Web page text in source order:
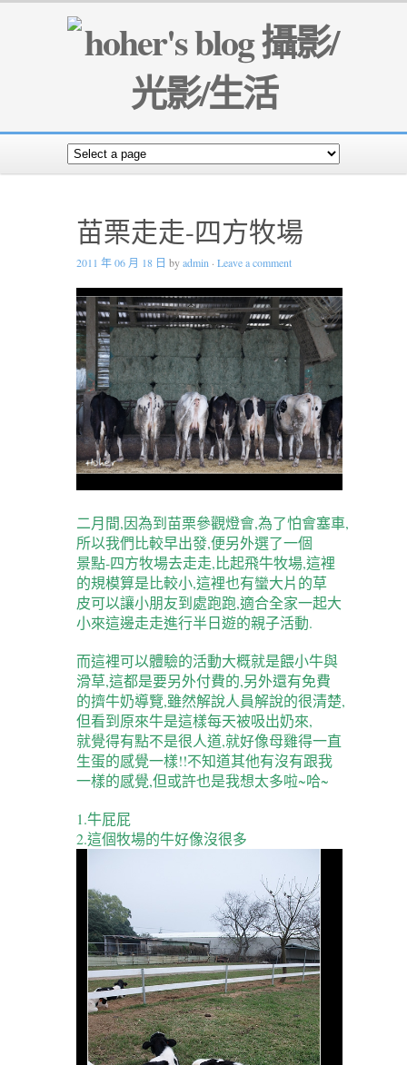
苗栗走走-四方牧場
2011 年 06 月 18 日 byadmin · Leave a comment
二月間,因為到苗栗參觀燈會,為了怕會塞車,
所以我們比較早出發,便另外選了一個
景點-四方牧場去走走,比起飛牛牧場,這裡
的規模算是比較小,這裡也有蠻大片的草
皮可以讓小朋友到處跑跑,適合全家一起大
小來這邊走走進行半日遊的親子活動.
而這裡可以體驗的活動大概就是餵小牛與
滑草,這都是要另外付費的,另外還有免費
的擠牛奶導覽,雖然解說人員解說的很清楚,
但看到原來牛是這樣每天被吸出奶來,
就覺得有點不是很人道,就好像母雞得一直
生蛋的感覺一樣!!不知道其他有沒有跟我
一樣的感覺,但或許也是我想太多啦~哈~
1.牛屁屁
2.這個牧場的牛好像沒很多